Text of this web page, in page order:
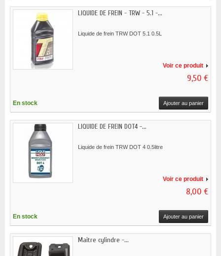
LIQUIDE DE FREIN - TRW - 5.1 -...
Liquide de frein TRW DOT 5.1 0.5L
Voir ce produit
9,50 €
En stock Ajouter au panier
LIQUIDE DE FREIN DOT4 -...
Liquide de frein TRW DOT 4 0.5litre
Voir ce produit
8,00 €
En stock Ajouter au panier
Maitre cylindre -...